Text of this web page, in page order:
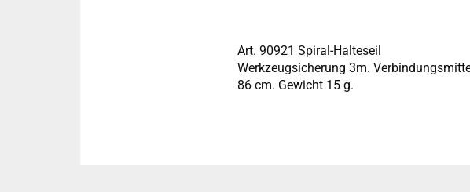
Art. 90921 Spiral-Halteseil
Werkzeugsicherung 3m.
86 cm. Gewicht 15 g.